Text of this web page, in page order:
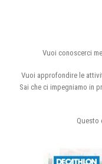
Vuoi conoscerci
Vuoi approfondire le
Sai che ci impegniamo in
Questo